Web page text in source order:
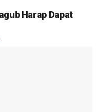
Harap Dapat